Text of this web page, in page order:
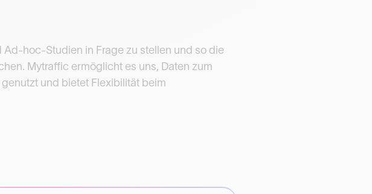
hoc-Studien in Frage zu stellen und so die
Mytraffic ermöglicht es uns, Daten zum
und bietet Flexibilität beim